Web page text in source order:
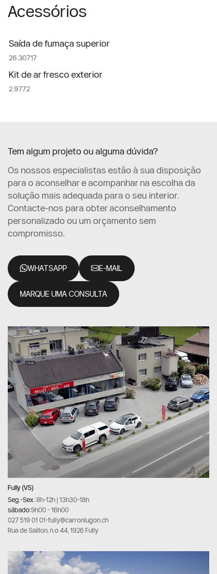
Acessórios
Saída de fumaça superior
26.30717
Kit de ar fresco exterior
2.9772
Tem algum projeto ou alguma dúvida?
Os nossos especialistas estão à sua disposição
para o aconselhar e acompanhar na escolha da
solução mais adequada para o seu interior.
Contacte-nos para obter aconselhamento
personalizado ou um orçamento sem
compromisso.
WHATSAPP E-MAIL
MARQUE UMA CONSULTA
Fully (VS)
Seg.-Sex.:8h-12h | 13h30-18h
sábado:9h00 - 16h00
027 519 01 01-fully@carronlugon.ch
Rua de Saillon, n.º 44, 1926 Fully